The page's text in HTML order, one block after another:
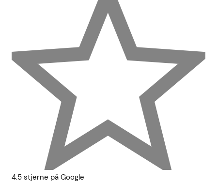
4.5 stjerne på Google